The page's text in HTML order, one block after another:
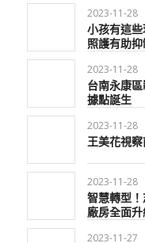
2023-11-28
小孩有這
照護有助
2023-11-28
台南永康
據點誕生
2023-11-28
王美花視
2023-11-28
智慧轉型
廠房全面升
2023-11-27